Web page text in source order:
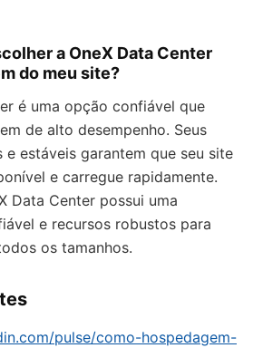
a OneX Data Center
do meu site?
é uma opção confiável que
de alto desempenho. Seus
e estáveis garantem que seu site
e carregue rapidamente.
Data Center possui uma
e recursos robustos para
os tamanhos.
pulse/como-hospedagem-